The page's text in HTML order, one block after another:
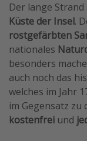
Der lange
Küste der Insel.
rostgefärbten
nationales
besonders
auch noch das
welches im Jahr
im Gegensatz zu
kostenfrei und